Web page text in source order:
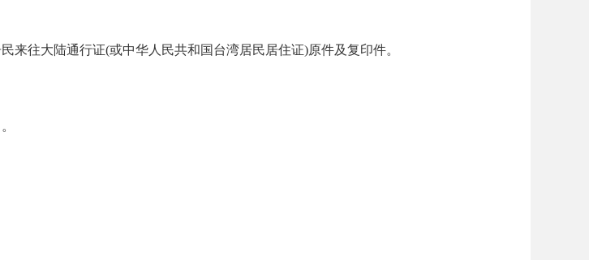
来往大陆通行证(或中华人民共和国台湾居民居住证)原件及复印件。